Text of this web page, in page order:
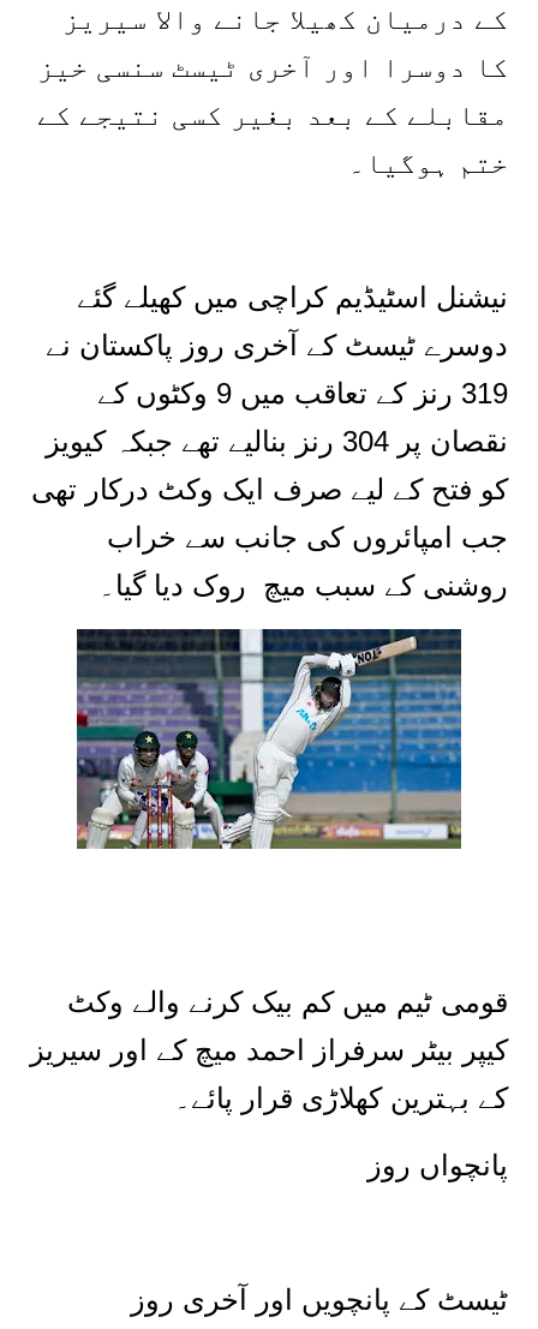
کے درمیان کھیلا جانے والا سیریز
کا دوسرا اور آخری ٹیسٹ سنسی خیز
مقابلے کے بعد بغیر کسی نتیجے کے
ختم ہوگیا۔
نیشنل اسٹیڈیم کراچی میں کھیلے گئے
دوسرے ٹیسٹ کے آخری روز پاکستان نے
319 رنز کے تعاقب میں 9 وکٹوں کے
نقصان پر 304 رنز بنالیے تھے جبکہ کیویز
کو فتح کے لیے صرف ایک وکٹ درکار تھی
جب امپائروں کی جانب سے خراب
روشنی کے سبب میچ روک دیا گیا۔
قومی ٹیم میں کم بیک کرنے والے وکٹ
کیپر بیٹر سرفراز احمد میچ کے اور سیریز
کے بہترین کھلاڑی قرار پائے۔
پانچواں روز
ٹیسٹ کے پانچویں اور آخری روز